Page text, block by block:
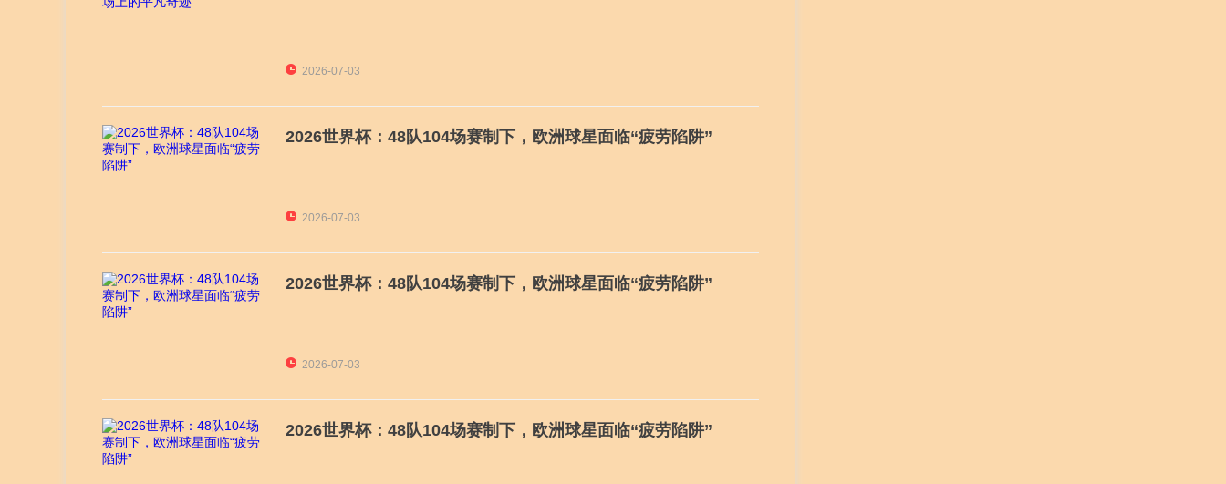
2026-07-03
2026世界杯：48队104场赛制下，欧洲球星面临“疲劳陷阱”
2026-07-03
2026世界杯：48队104场赛制下，欧洲球星面临“疲劳陷阱”
2026-07-03
2026世界杯：48队104场赛制下，欧洲球星面临“疲劳陷阱”